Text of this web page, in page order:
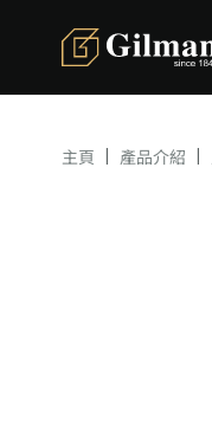
主頁 產品介紹